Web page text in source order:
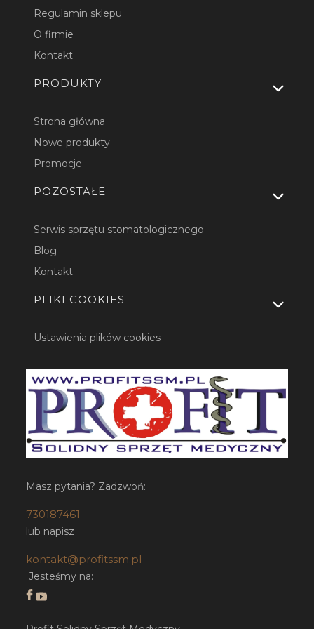
Regulamin sklepu
O firmie
Kontakt
PRODUKTY
Strona główna
Nowe produkty
Promocje
POZOSTAŁE
Serwis sprzętu stomatologicznego
Blog
Kontakt
PLIKI COOKIES
Ustawienia plików cookies
Masz pytania? Zadzwoń:
730187461
lub napisz
kontakt@profitssm.pl
Jesteśmy na: